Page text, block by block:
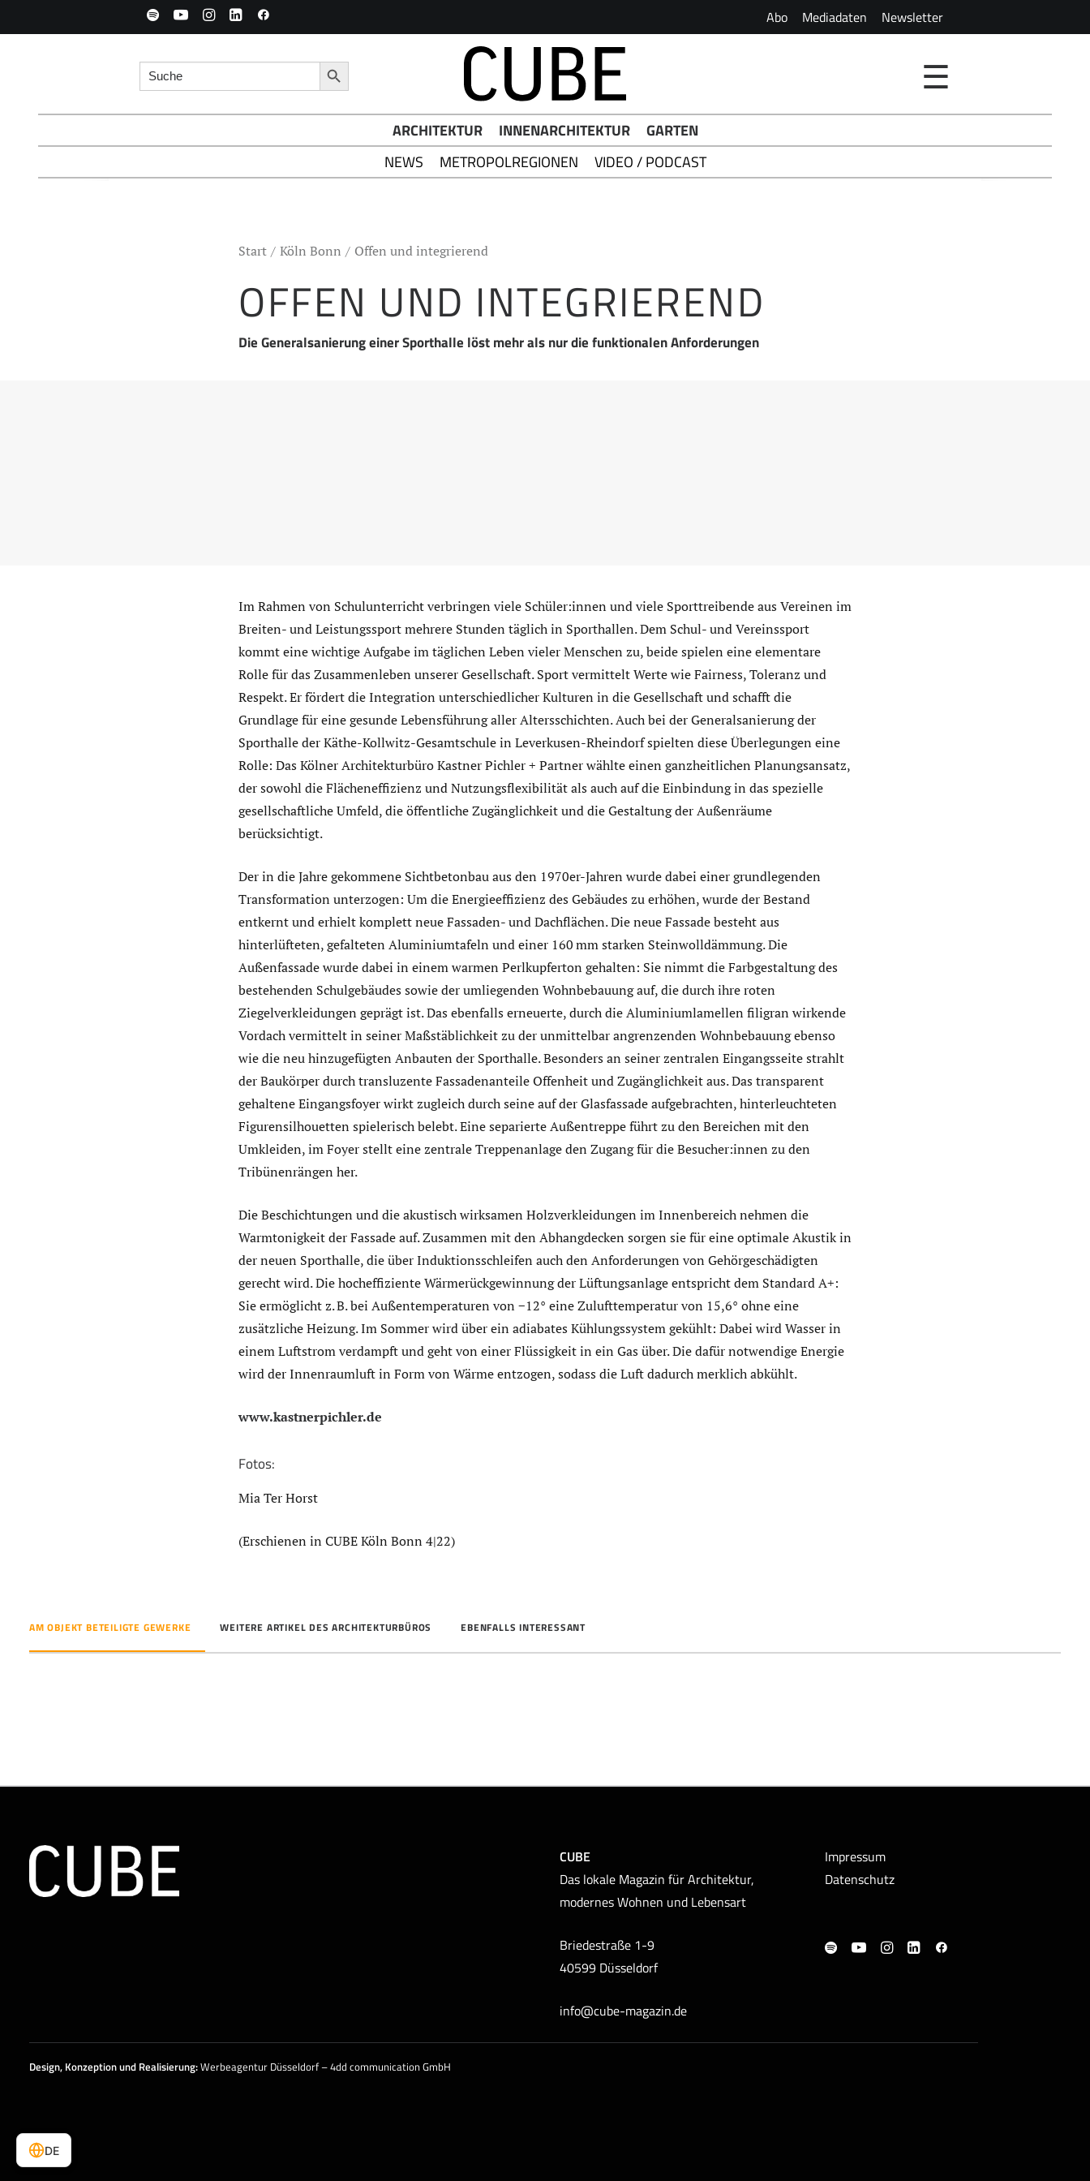
Abo Mediadaten Newsletter
Search for: Search Button ☰
ARCHITEKTUR INNENARCHITEKTUR
GARTEN
NEWS
METROPOLREGIONEN VIDEO / PODCAST
Start Köln Bonn Offen und integrierend
OFFEN UND INTEGRIEREND
Die Generalsanierung einer Sporthalle löst mehr als nur die funktionalen Anforderungen
Im Rahmen von Schulunterricht verbringen viele Schüler:innen und viele Sporttreibende aus Vereinen im
Breiten- und Leistungssport mehrere Stunden täglich in Sporthallen. Dem Schul- und Vereinssport
kommt eine wichtige Aufgabe im täglichen Leben vieler Menschen zu, beide spielen eine elementare
Rolle für das Zusammenleben unserer Gesellschaft. Sport vermittelt Werte wie Fairness, Toleranz und
Respekt. Er fördert die Integration unterschiedlicher Kulturen in die Gesellschaft und schafft die
Grundlage für eine gesunde Lebensführung aller Altersschichten. Auch bei der Generalsanierung der
Sporthalle der Käthe-Kollwitz-Gesamtschule in Leverkusen-Rheindorf spielten diese Überlegungen eine
Rolle: Das Kölner Architekturbüro Kastner Pichler + Partner wählte einen ganzheitlichen Planungsansatz,
der sowohl die Flächeneffizienz und Nutzungsflexibilität als auch auf die Einbindung in das spezielle
gesellschaftliche Umfeld, die öffentliche Zugänglichkeit und die Gestaltung der Außenräume
berücksichtigt.
Der in die Jahre gekommene Sichtbetonbau aus den 1970er-Jahren wurde dabei einer grundlegenden
Transformation unterzogen: Um die Energieeffizienz des Gebäudes zu erhöhen, wurde der Bestand
entkernt und erhielt komplett neue Fassaden- und Dachflächen. Die neue Fassade besteht aus
hinterlüfteten, gefalteten Aluminiumtafeln und einer 160 mm starken Steinwolldämmung. Die
Außenfassade wurde dabei in einem warmen Perlkupferton gehalten: Sie nimmt die Farbgestaltung des
bestehenden Schulgebäudes sowie der umliegenden Wohnbebauung auf, die durch ihre roten
Ziegelverkleidungen geprägt ist. Das ebenfalls erneuerte, durch die Aluminiumlamellen filigran wirkende
Vordach vermittelt in seiner Maßstäblichkeit zu der unmittelbar angrenzenden Wohnbebauung ebenso
wie die neu hinzugefügten Anbauten der Sporthalle. Besonders an seiner zentralen Eingangsseite strahlt
der Baukörper durch transluzente Fassadenanteile Offenheit und Zugänglichkeit aus. Das transparent
gehaltene Eingangsfoyer wirkt zugleich durch seine auf der Glasfassade aufgebrachten, hinterleuchteten
Figurensilhouetten spielerisch belebt. Eine separierte Außentreppe führt zu den Bereichen mit den
Umkleiden, im Foyer stellt eine zentrale Treppenanlage den Zugang für die Besucher:innen zu den
Tribünenrängen her.
Die Beschichtungen und die akustisch wirksamen Holzverkleidungen im Innenbereich nehmen die
Warmtonigkeit der Fassade auf. Zusammen mit den Abhangdecken sorgen sie für eine optimale Akustik in
der neuen Sporthalle, die über Induktionsschleifen auch den Anforderungen von Gehörgeschädigten
gerecht wird. Die hocheffiziente Wärmerückgewinnung der Lüftungsanlage entspricht dem Standard A+:
Sie ermöglicht z. B. bei Außentemperaturen von −12° eine Zulufttemperatur von 15,6° ohne eine
zusätzliche Heizung. Im Sommer wird über ein adiabates Kühlungssystem gekühlt: Dabei wird Wasser in
einem Luftstrom verdampft und geht von einer Flüssigkeit in ein Gas über. Die dafür notwendige Energie
wird der Innenraumluft in Form von Wärme entzogen, sodass die Luft dadurch merklich abkühlt.
www.kastnerpichler.de
Fotos:
Mia Ter Horst
(Erschienen in CUBE Köln Bonn 4|22)
AM OBJEKT BETEILIGTE GEWERKE WEITERE ARTIKEL DES ARCHITEKTURBÜROS EBENFALLS INTERESSANT
CUBE
Das lokale Magazin für Architektur,
modernes Wohnen und Lebensart
Briedestraße 1-9
40599 Düsseldorf
info@cube-magazin.de
Impressum
Datenschutz
Design, Konzeption und Realisierung:Werbeagentur Düsseldorf – 4dd communication GmbH
DE